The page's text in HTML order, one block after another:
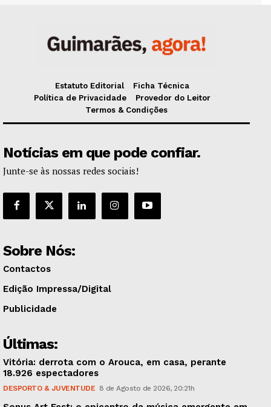
Estatuto Editorial
Ficha Técnica
Política de Privacidade
Provedor do Leitor
Termos & Condições
Notícias em que pode confiar.
Junte-se às nossas redes sociais!
Sobre Nós:
Contactos
Edição Impressa/Digital
Publicidade
Últimas:
Vitória: derrota com o Arouca, em casa, perante
18.926 espectadores
DESPORTO & JUVENTUDE 8 de Agosto de 2026, 20:21h